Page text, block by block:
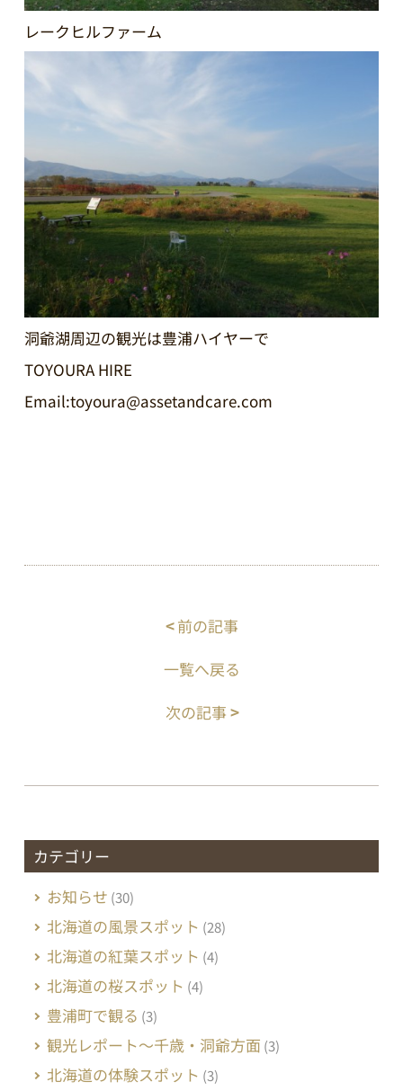
レークヒルファーム
洞爺湖周辺の観光は豊浦ハイヤーで
TOYOURA HIRE
Email:toyoura@assetandcare.com
<前の記事
一覧へ戻る
次の記事 >
カテゴリー
お知らせ (30)
北海道の風景スポット (28)
北海道の紅葉スポット (4)
北海道の桜スポット (4)
豊浦町で観る (3)
観光レポート～千歳・洞爺方面 (3)
北海道の体験スポット (3)